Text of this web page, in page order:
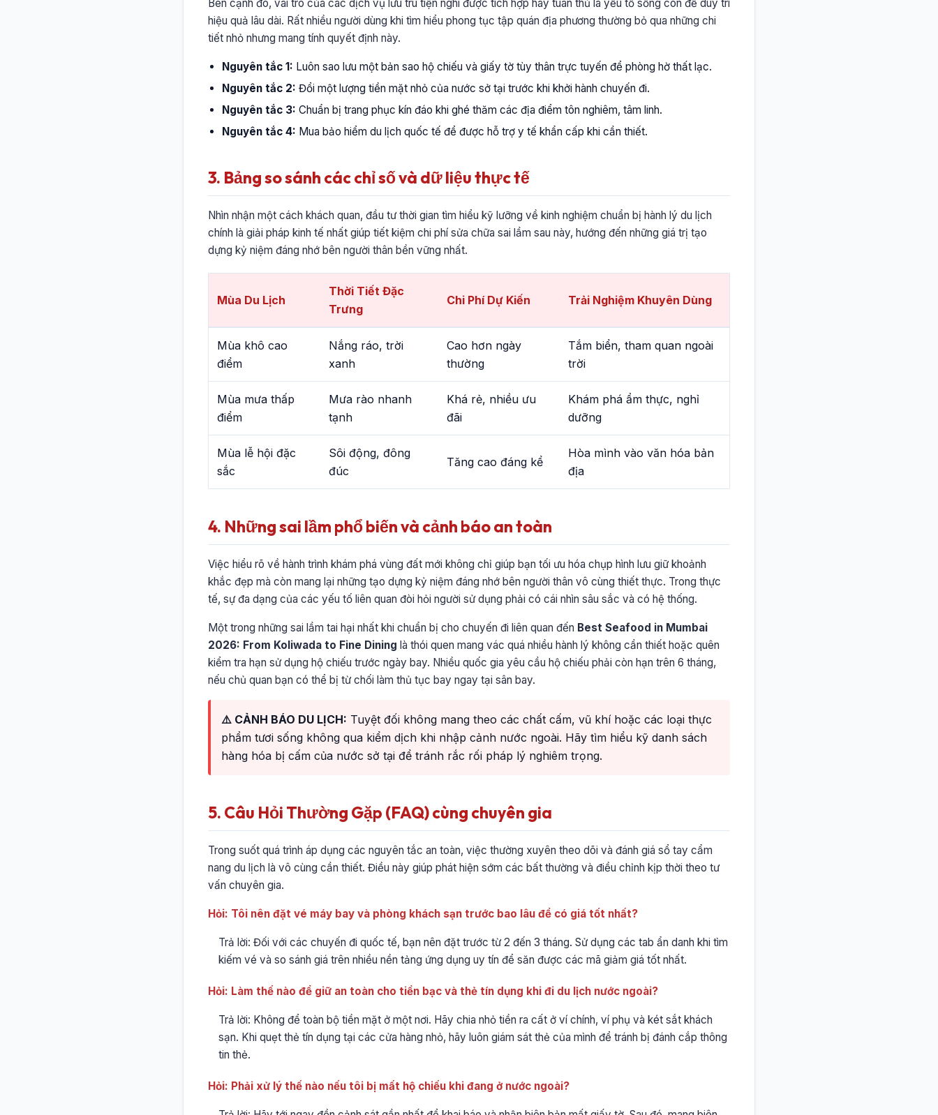
Bên cạnh đó, vai trò của các dịch vụ lưu trú tiện nghi được tích hợp hay tuân thủ là yếu tố sống còn để duy trì
hiệu quả lâu dài. Rất nhiều người dùng khi tìm hiểu phong tục tập quán địa phương thường bỏ qua những chi
tiết nhỏ nhưng mang tính quyết định này.
Nguyên tắc 1: Luôn sao lưu một bản sao hộ chiếu và giấy tờ tùy thân trực tuyến để phòng hờ thất lạc.
Nguyên tắc 2: Đổi một lượng tiền mặt nhỏ của nước sở tại trước khi khởi hành chuyến đi.
Nguyên tắc 3: Chuẩn bị trang phục kín đáo khi ghé thăm các địa điểm tôn nghiêm, tâm linh.
Nguyên tắc 4: Mua bảo hiểm du lịch quốc tế để được hỗ trợ y tế khẩn cấp khi cần thiết.
3. Bảng so sánh các chỉ số và dữ liệu thực tế
Nhìn nhận một cách khách quan, đầu tư thời gian tìm hiểu kỹ lưỡng về kinh nghiệm chuẩn bị hành lý du lịch
chính là giải pháp kinh tế nhất giúp tiết kiệm chi phí sửa chữa sai lầm sau này, hướng đến những giá trị tạo
dựng kỷ niệm đáng nhớ bên người thân bền vững nhất.
Mùa Du Lịch
Thời Tiết Đặc
Trưng
Chi Phí Dự Kiến Trải Nghiệm Khuyên Dùng
Mùa khô cao
điểm
Nắng ráo, trời
xanh
Cao hơn ngày
thường
Tắm biển, tham quan ngoài
trời
Mùa mưa thấp
điểm
Mưa rào nhanh
tạnh
Khá rẻ, nhiều ưu
đãi
Khám phá ẩm thực, nghỉ
dưỡng
Mùa lễ hội đặc
sắc
Sôi động, đông
đúc
Tăng cao đáng kể
Hòa mình vào văn hóa bản
địa
4. Những sai lầm phổ biến và cảnh báo an toàn
Việc hiểu rõ về hành trình khám phá vùng đất mới không chỉ giúp bạn tối ưu hóa chụp hình lưu giữ khoảnh
khắc đẹp mà còn mang lại những tạo dựng kỷ niệm đáng nhớ bên người thân vô cùng thiết thực. Trong thực
tế, sự đa dạng của các yếu tố liên quan đòi hỏi người sử dụng phải có cái nhìn sâu sắc và có hệ thống.
Một trong những sai lầm tai hại nhất khi chuẩn bị cho chuyến đi liên quan đến Best Seafood in Mumbai
2026: From Koliwada to Fine Dining là thói quen mang vác quá nhiều hành lý không cần thiết hoặc quên
kiểm tra hạn sử dụng hộ chiếu trước ngày bay. Nhiều quốc gia yêu cầu hộ chiếu phải còn hạn trên 6 tháng,
nếu chủ quan bạn có thể bị từ chối làm thủ tục bay ngay tại sân bay.
⚠️ CẢNH BÁO DU LỊCH: Tuyệt đối không mang theo các chất cấm, vũ khí hoặc các loại thực
phẩm tươi sống không qua kiểm dịch khi nhập cảnh nước ngoài. Hãy tìm hiểu kỹ danh sách
hàng hóa bị cấm của nước sở tại để tránh rắc rối pháp lý nghiêm trọng.
5. Câu Hỏi Thường Gặp (FAQ) cùng chuyên gia
Trong suốt quá trình áp dụng các nguyên tắc an toàn, việc thường xuyên theo dõi và đánh giá sổ tay cẩm
nang du lịch là vô cùng cần thiết. Điều này giúp phát hiện sớm các bất thường và điều chỉnh kịp thời theo tư
vấn chuyên gia.
Hỏi: Tôi nên đặt vé máy bay và phòng khách sạn trước bao lâu để có giá tốt nhất?
Trả lời: Đối với các chuyến đi quốc tế, bạn nên đặt trước từ 2 đến 3 tháng. Sử dụng các tab ẩn danh khi tìm
kiếm vé và so sánh giá trên nhiều nền tảng ứng dụng uy tín để săn được các mã giảm giá tốt nhất.
Hỏi: Làm thế nào để giữ an toàn cho tiền bạc và thẻ tín dụng khi đi du lịch nước ngoài?
Trả lời: Không để toàn bộ tiền mặt ở một nơi. Hãy chia nhỏ tiền ra cất ở ví chính, ví phụ và két sắt khách
sạn. Khi quẹt thẻ tín dụng tại các cửa hàng nhỏ, hãy luôn giám sát thẻ của mình để tránh bị đánh cắp thông
tin thẻ.
Hỏi: Phải xử lý thế nào nếu tôi bị mất hộ chiếu khi đang ở nước ngoài?